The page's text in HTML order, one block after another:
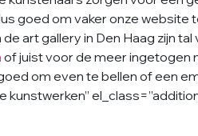
goed om vaker onze website
art gallery in Den Haag zijn tal
of juist voor de meer ingetogen
om even te bellen of een